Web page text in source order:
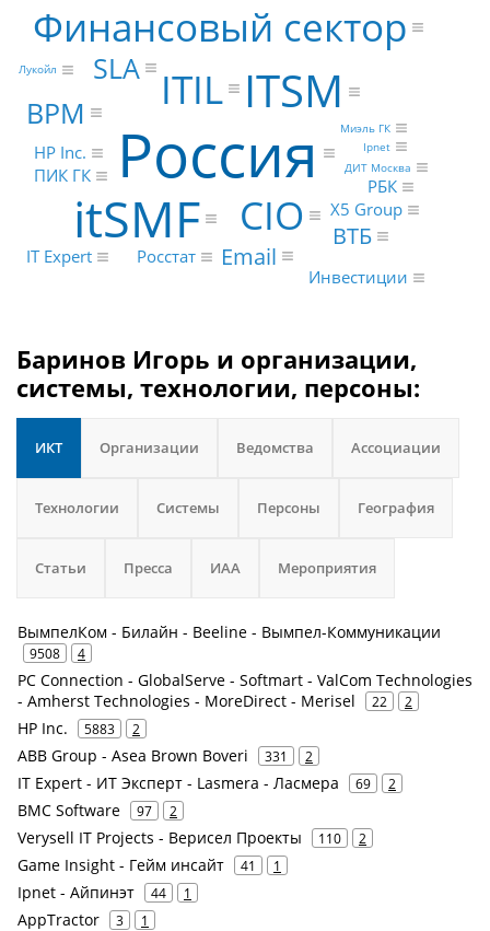
Россия
itSMF
ITSM
ITIL
Финансовый сектор
CIO
SLA
BPM
ВТБ
Email
HP Inc.
IT Expert
X5 Group
ПИК ГК
Росстат
Инвестиции
РБК
Ipnet
Лукойл
Миэль ГК
ДИТ Москва
Баринов Игорь и организации,
системы, технологии, персоны:
ИКТ Организации Ведомства Ассоциации
Технологии Системы Персоны География
Статьи Пресса ИАА Мероприятия
ВымпелКом - Билайн - Beeline - Вымпел-Коммуникации
9508 4
PC Connection - GlobalServe - Softmart - ValCom Technologies
- Amherst Technologies - MoreDirect - Merisel
22 2
HP Inc. 5883 2
ABB Group - Asea Brown Boveri 331 2
IT Expert - ИТ Эксперт - Lasmera - Ласмера 69 2
BMC Software 97 2
Verysell IT Projects - Верисел Проекты 110 2
Game Insight - Гейм инсайт 41 1
Ipnet - Айпинэт 44 1
AppTractor 3 1